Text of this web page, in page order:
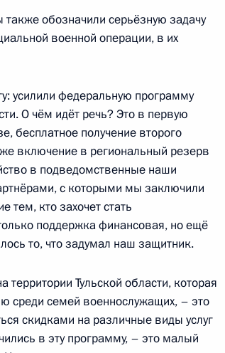
гражданам,
приравненных
многодетных
кредита
и нацпроектам
обозначили серьёзную задачу
военной операции, в их
усилили федеральную программу
О чём идёт речь? Это в первую
бесплатное получение второго
включение в региональный резерв
в подведомственные наши
с которыми мы заключили
тем, кто захочет стать
поддержка финансовая, но ещё
то, что задумал наш защитник.
Тульской области, которая
среди семей военнослужащих, – это
скидками на различные виды услуг
в эту программу, – это малый